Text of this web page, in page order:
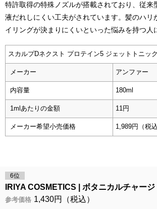
特許取得の特殊ノズルが搭載されており、従来
液だれしにくい工夫がされています。髪のハリ
イリングが決まりにくいといった悩みを持つ人
スカルプDネクスト プロテイン5 ジェットトニッ
メーカー アンファー
内容量 180ml
1mlあたりの金額 11円
メーカー希望小売価格 1,989円（税込
6位
IRIYA COSMETICS ボタニカルチャー
参考価格 1,430円（税込）